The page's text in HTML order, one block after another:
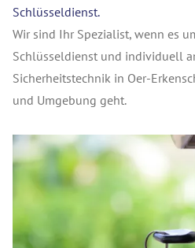
Schlüsseldienst.
Wir sind Ihr Spezialist, wenn es
Schlüsseldienst und individuell
Sicherheitstechnik in Oer-
und Umgebung geht.